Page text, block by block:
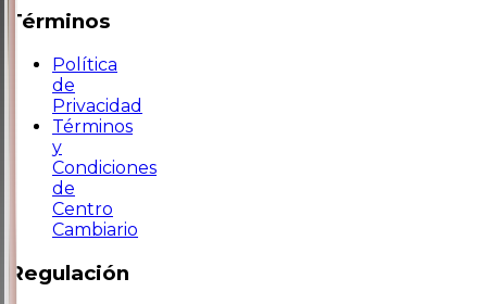
Términos
Política
de
Privacidad
Términos
y
Condiciones
de
Centro
Cambiario
Regulación